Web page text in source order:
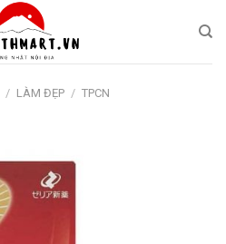
/ LÀM ĐẸP / TPCN